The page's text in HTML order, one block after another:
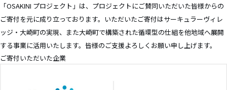
「OSAKINI プロジェクト」は、プロジェクトにご賛同いただいた皆様からの
ご寄付を元に成り立っております。いただいたご寄付はサーキュラーヴィレ
ッジ・大崎町の実現、また大崎町で構築された循環型の仕組を他地域へ展開
する事業に活用いたします。皆様のご支援よろしくお願い申し上げます。
ご寄付いただいた企業